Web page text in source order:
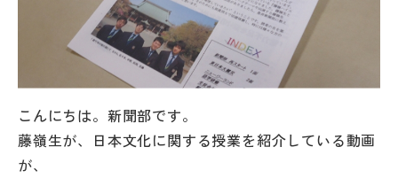
学校からのお知らせ
学校HP最新情報
特集
こんにちは。新聞部です。
藤嶺生が、日本文化に関する授業を紹介している動画
が、